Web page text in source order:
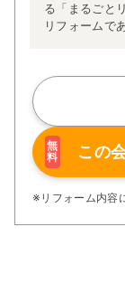
る「まるごと
リフォームで
ム」、経験豊
制」などが高
また、大規模
括する「専属
施工マニュア
さらに、住友
アフターサー
ぜひ、あなた
無
料
この
※リフォーム内容